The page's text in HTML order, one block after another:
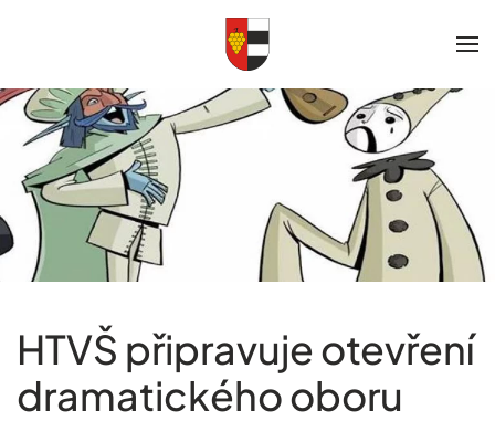
HTVŠ připravuje otevření
dramatického oboru